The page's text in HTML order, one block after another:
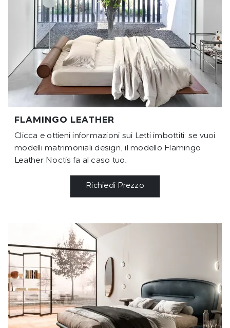
FLAMINGO LEATHER
Clicca e ottieni informazioni sui Letti imbottiti: se vuoi
modelli matrimoniali design, il modello Flamingo
Leather Noctis fa al caso tuo.
Richiedi Prezzo